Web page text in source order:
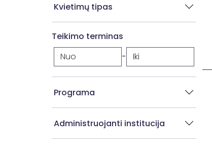
Kvietimų tipas
Teikimo terminas
-
Programa
Administruojanti institucija